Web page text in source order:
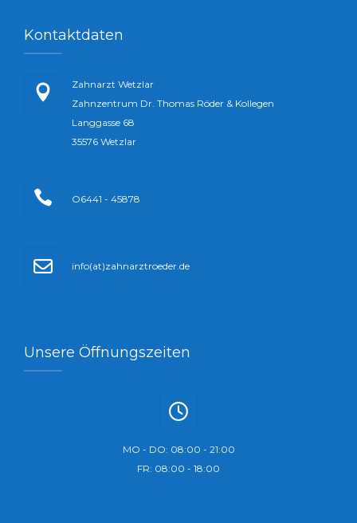
Kontaktdaten
Zahnarzt Wetzlar
Zahnzentrum Dr. Thomas Röder & Kollegen
Langgasse 68
35576 Wetzlar
O6441 - 45878
info(at)zahnarztroeder.de
Unsere Öffnungszeiten
MO - DO: 08:00 - 21:00
FR: 08:00 - 18:00